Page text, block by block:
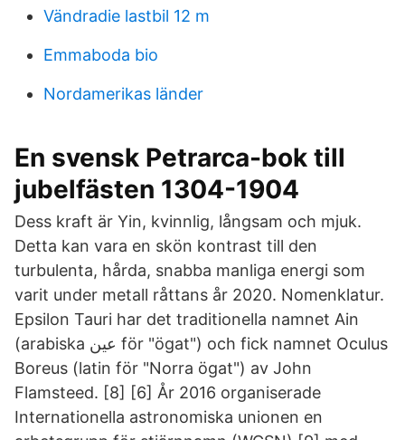
Vändradie lastbil 12 m
Emmaboda bio
Nordamerikas länder
En svensk Petrarca-bok till
jubelfästen 1304-1904
Dess kraft är Yin, kvinnlig, långsam och mjuk.
Detta kan vara en skön kontrast till den
turbulenta, hårda, snabba manliga energi som
varit under metall råttans år 2020. Nomenklatur.
Epsilon Tauri har det traditionella namnet Ain
(arabiska عين för "ögat") och fick namnet Oculus
Boreus (latin för "Norra ögat") av John
Flamsteed. [8] [6] År 2016 organiserade
Internationella astronomiska unionen en